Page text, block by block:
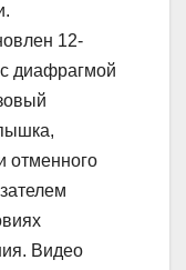
12-
диафрагмой
отменного
Видео